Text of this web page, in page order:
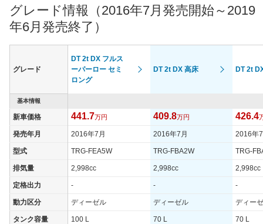
グレード情報（2016年7月発売開始～2019
年6月発売終了）
グレード
DT 2t DX フルス
ーパーロー セミ
ロング
DT 2t DX 高床 DT 2t
基本情報
新車価格 441.7万円 409.8万円 426.4
発売年月 2016年7月 2016年7月 2016年
型式 TRG-FEA5W TRG-FBA2W TRG-
排気量 2,998cc 2,998cc 2,998cc
定格出力 - - -
動力区分 ディーゼル ディーゼル ディー
タンク容量 100 L 70 L 70 L